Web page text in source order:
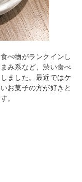
べ物がランクインし
み系など、渋い食べ
ました。最近ではケ
お菓子の方が好きと
。